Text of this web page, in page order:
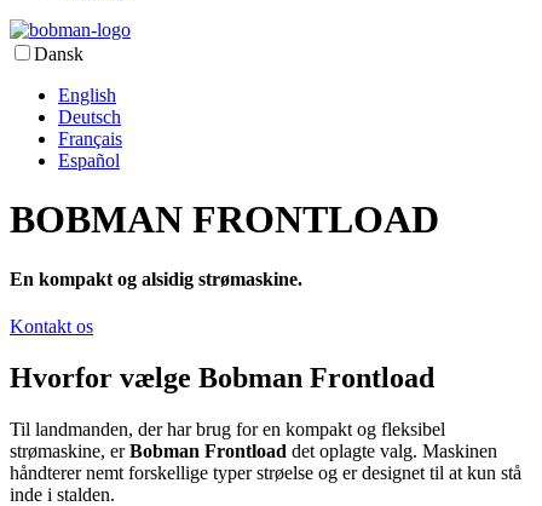
Dansk
English
Deutsch
Français
Español
BOBMAN FRONTLOAD
En kompakt og alsidig strømaskine.
Kontakt os
Hvorfor vælge Bobman Frontload
Til landmanden, der har brug for en kompakt og fleksibel
strømaskine, erBobman Frontload det oplagte valg. Maskinen
håndterer nemt forskellige typer strøelse og er designet til at kun stå
inde i stalden.